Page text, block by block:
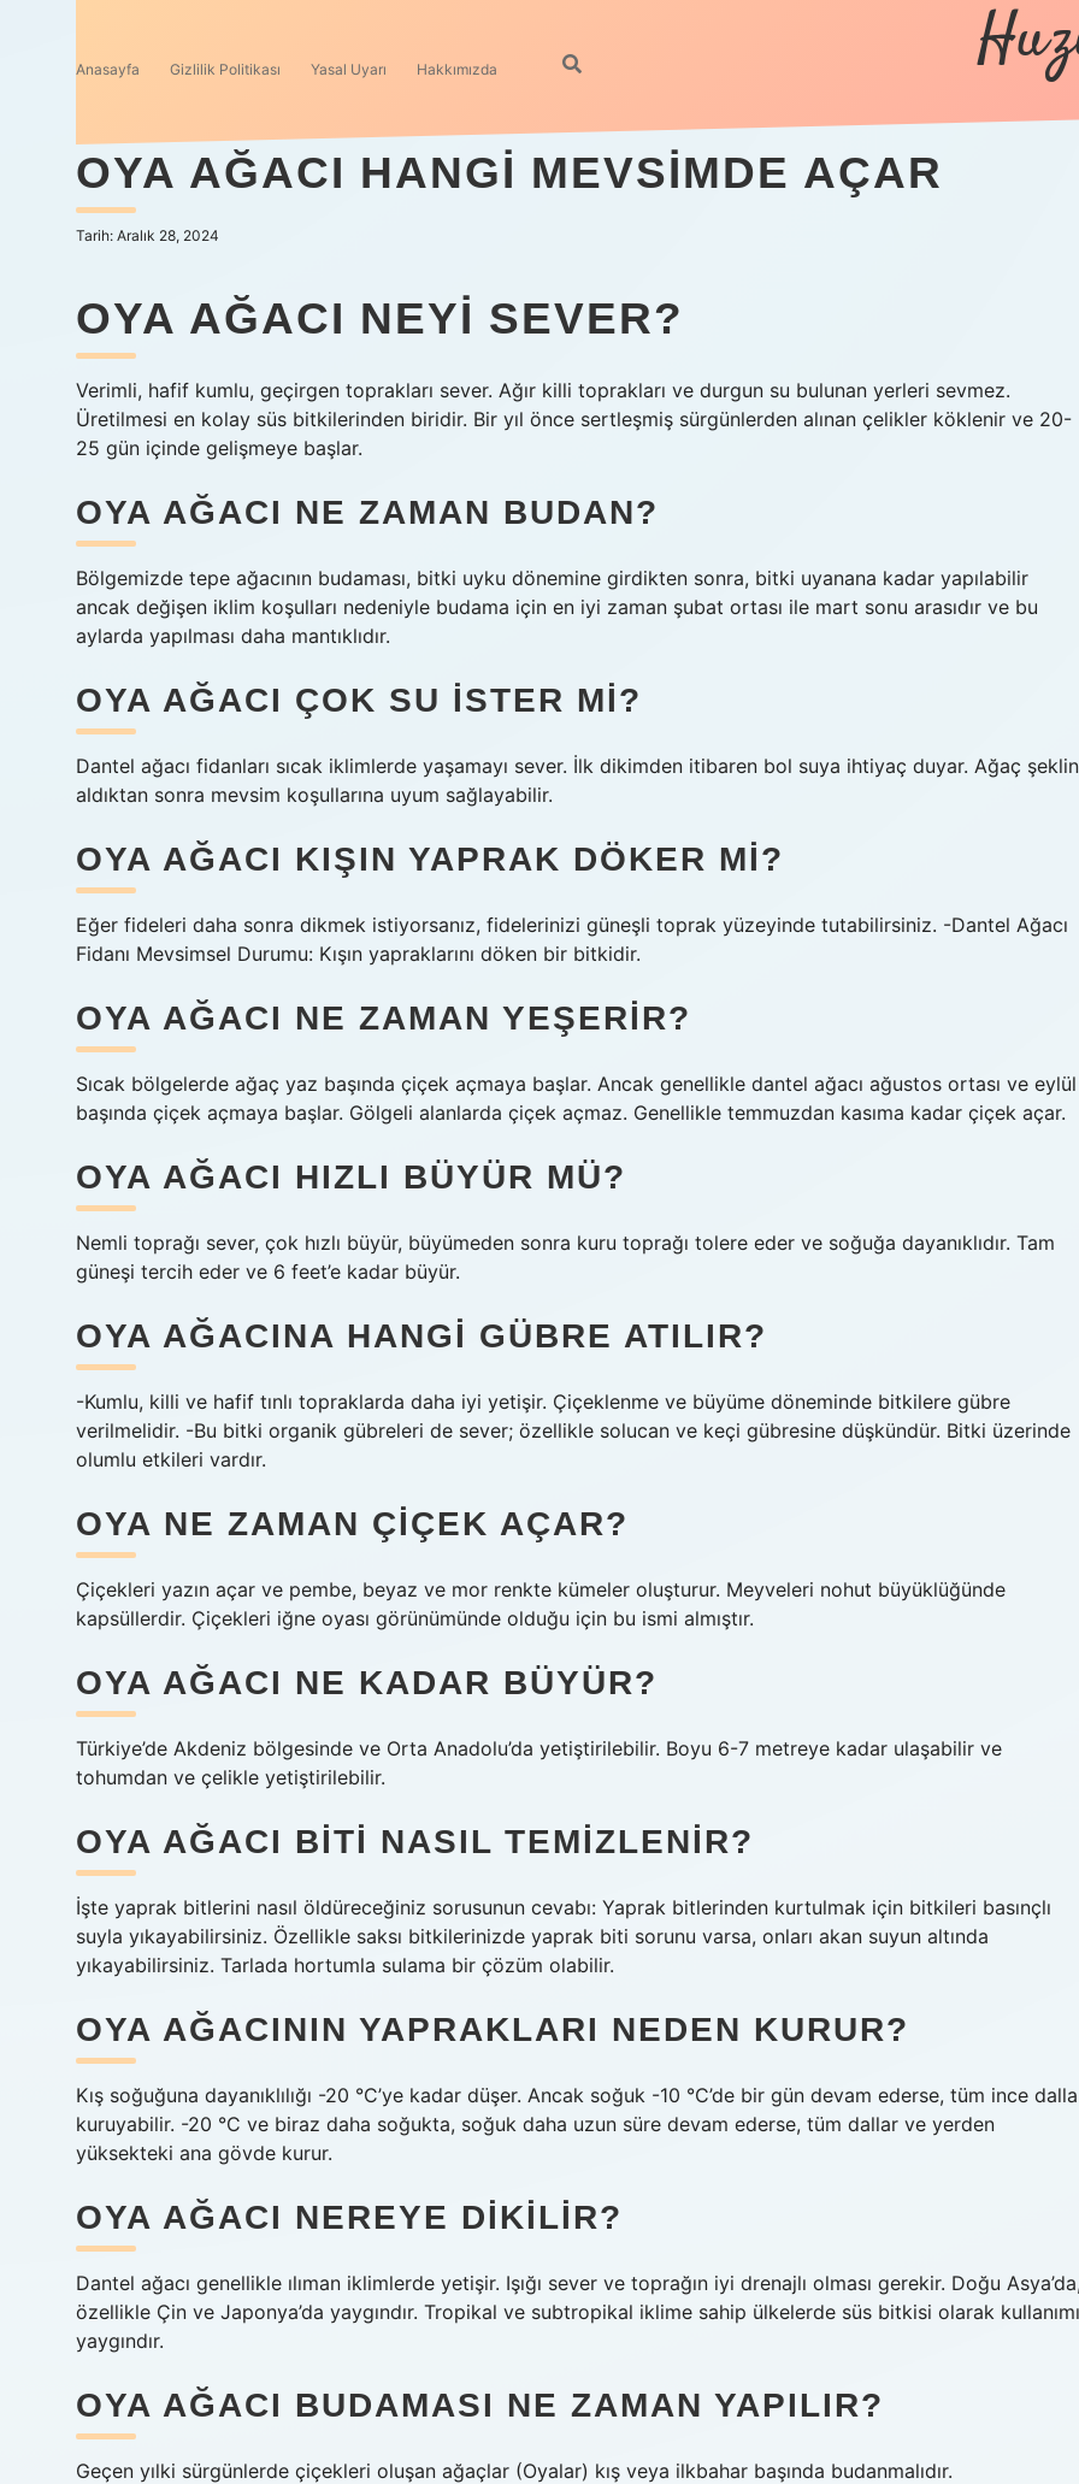
Anasayfa Gizlilik Politikası Yasal Uyarı Hakkımızda
OYA AĞACI HANGI MEVSIMDE AÇAR
Tarih: Aralık 28, 2024
OYA AĞACI NEYI SEVER?
Verimli, hafif kumlu, geçirgen toprakları sever. Ağır killi toprakları ve durgun su bulunan yerleri sevmez.
Üretilmesi en kolay süs bitkilerinden biridir. Bir yıl önce sertleşmiş sürgünlerden alınan çelikler köklenir ve 20-
25 gün içinde gelişmeye başlar.
OYA AĞACI NE ZAMAN BUDAN?
Bölgemizde tepe ağacının budaması, bitki uyku dönemine girdikten sonra, bitki uyanana kadar yapılabilir
ancak değişen iklim koşulları nedeniyle budama için en iyi zaman şubat ortası ile mart sonu arasıdır ve bu
aylarda yapılması daha mantıklıdır.
OYA AĞACI ÇOK SU ISTER MI?
Dantel ağacı fidanları sıcak iklimlerde yaşamayı sever. İlk dikimden itibaren bol suya ihtiyaç duyar. Ağaç
aldıktan sonra mevsim koşullarına uyum sağlayabilir.
OYA AĞACI KIŞIN YAPRAK DÖKER MI?
Eğer fideleri daha sonra dikmek istiyorsanız, fidelerinizi güneşli toprak yüzeyinde tutabilirsiniz. -Dantel Ağacı
Fidanı Mevsimsel Durumu: Kışın yapraklarını döken bir bitkidir.
OYA AĞACI NE ZAMAN YEŞERIR?
Sıcak bölgelerde ağaç yaz başında çiçek açmaya başlar. Ancak genellikle dantel ağacı ağustos ortası ve eylül
başında çiçek açmaya başlar. Gölgeli alanlarda çiçek açmaz. Genellikle temmuzdan kasıma kadar çiçek açar.
OYA AĞACI HIZLI BÜYÜR MÜ?
Nemli toprağı sever, çok hızlı büyür, büyümeden sonra kuru toprağı tolere eder ve soğuğa dayanıklıdır. Tam
güneşi tercih eder ve 6 feet’e kadar büyür.
OYA AĞACINA HANGI GÜBRE ATILIR?
-Kumlu, killi ve hafif tınlı topraklarda daha iyi yetişir. Çiçeklenme ve büyüme döneminde bitkilere gübre
verilmelidir. -Bu bitki organik gübreleri de sever; özellikle solucan ve keçi gübresine düşkündür. Bitki üzerinde
olumlu etkileri vardır.
OYA NE ZAMAN ÇIÇEK AÇAR?
Çiçekleri yazın açar ve pembe, beyaz ve mor renkte kümeler oluşturur. Meyveleri nohut büyüklüğünde
kapsüllerdir. Çiçekleri iğne oyası görünümünde olduğu için bu ismi almıştır.
OYA AĞACI NE KADAR BÜYÜR?
Türkiye’de Akdeniz bölgesinde ve Orta Anadolu’da yetiştirilebilir. Boyu 6-7 metreye kadar ulaşabilir ve
tohumdan ve çelikle yetiştirilebilir.
OYA AĞACI BITI NASIL TEMIZLENIR?
İşte yaprak bitlerini nasıl öldüreceğiniz sorusunun cevabı: Yaprak bitlerinden kurtulmak için bitkileri basınçlı
suyla yıkayabilirsiniz. Özellikle saksı bitkilerinizde yaprak biti sorunu varsa, onları akan suyun altında
yıkayabilirsiniz. Tarlada hortumla sulama bir çözüm olabilir.
OYA AĞACININ YAPRAKLARI NEDEN KURUR?
Kış soğuğuna dayanıklılığı -20 °C’ye kadar düşer. Ancak soğuk -10 °C’de bir gün devam ederse, tüm ince
kuruyabilir. -20 °C ve biraz daha soğukta, soğuk daha uzun süre devam ederse, tüm dallar ve yerden
yüksekteki ana gövde kurur.
OYA AĞACI NEREYE DIKILIR?
Dantel ağacı genellikle ılıman iklimlerde yetişir. Işığı sever ve toprağın iyi drenajlı olması gerekir. Doğu
özellikle Çin ve Japonya’da yaygındır. Tropikal ve subtropikal iklime sahip ülkelerde süs bitkisi olarak kullanımı
yaygındır.
OYA AĞACI BUDAMASI NE ZAMAN YAPILIR?
Geçen yılki sürgünlerde çiçekleri oluşan ağaçlar (Oyalar) kış veya ilkbahar başında budanmalıdır.